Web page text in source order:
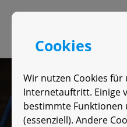
Cookies
Wir nutzen Cookies für
Internetauftritt. Einige
bestimmte Funktionen
(essenziell). Andere